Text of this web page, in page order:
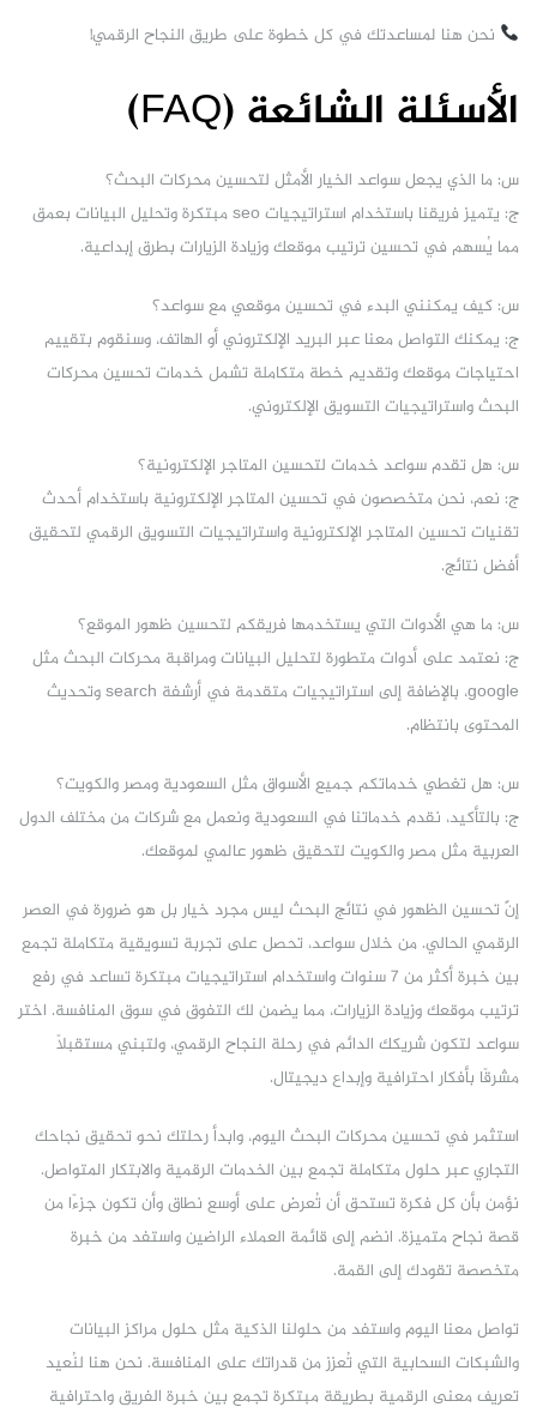
نحن هنا لمساعدتك في كل خطوة على طريق النجاح الرقمي!
الأسئلة الشائعة (FAQ)
س: ما الذي يجعل سواعد الخيار الأمثل لتحسين محركات البحث؟
ج: يتميز فريقنا باستخدام استراتيجيات seo مبتكرة وتحليل البيانات بعمق
مما يُسهم في تحسين ترتيب موقعك وزيادة الزيارات بطرق إبداعية.
س: كيف يمكنني البدء في تحسين موقعي مع سواعد؟
ج: يمكنك التواصل معنا عبر البريد الإلكتروني أو الهاتف، وسنقوم بتقييم
احتياجات موقعك وتقديم خطة متكاملة تشمل خدمات تحسين محركات
البحث واستراتيجيات التسويق الإلكتروني.
س: هل تقدم سواعد خدمات لتحسين المتاجر الإلكترونية؟
ج: نعم، نحن متخصصون في تحسين المتاجر الإلكترونية باستخدام أحدث
تقنيات تحسين المتاجر الإلكترونية واستراتيجيات التسويق الرقمي لتحقيق
أفضل نتائج.
س: ما هي الأدوات التي يستخدمها فريقكم لتحسين ظهور الموقع؟
ج: نعتمد على أدوات متطورة لتحليل البيانات ومراقبة محركات البحث مثل
google، بالإضافة إلى استراتيجيات متقدمة في أرشفة search وتحديث
المحتوى بانتظام.
س: هل تغطي خدماتكم جميع الأسواق مثل السعودية ومصر والكويت؟
ج: بالتأكيد، نقدم خدماتنا في السعودية ونعمل مع شركات من مختلف الدول
العربية مثل مصر والكويت لتحقيق ظهور عالمي لموقعك.
إنّ تحسين الظهور في نتائج البحث ليس مجرد خيار بل هو ضرورة في العصر
الرقمي الحالي. من خلال سواعد، تحصل على تجربة تسويقية متكاملة تجمع
بين خبرة أكثر من 7 سنوات واستخدام استراتيجيات مبتكرة تساعد في رفع
ترتيب موقعك وزيادة الزيارات، مما يضمن لك التفوق في سوق المنافسة. اختر
سواعد لتكون شريكك الدائم في رحلة النجاح الرقمي، ولتبني مستقبلًا
مشرقًا بأفكار احترافية وإبداع ديجيتال.
استثمر في تحسين محركات البحث اليوم، وابدأ رحلتك نحو تحقيق نجاحك
التجاري عبر حلول متكاملة تجمع بين الخدمات الرقمية والابتكار المتواصل.
نؤمن بأن كل فكرة تستحق أن تُعرض على أوسع نطاق وأن تكون جزءًا من
قصة نجاح متميزة. انضم إلى قائمة العملاء الراضين واستفد من خبرة
متخصصة تقودك إلى القمة.
تواصل معنا اليوم واستفد من حلولنا الذكية مثل حلول مراكز البيانات
والشبكات السحابية التي تُعزز من قدراتك على المنافسة. نحن هنا لنُعيد
تعريف معنى الرقمية بطريقة مبتكرة تجمع بين خبرة الفريق واحترافية